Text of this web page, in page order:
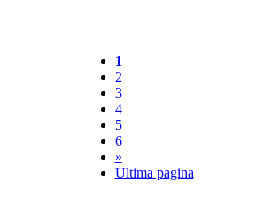
1
2
3
4
5
6
»
Ultima pagina